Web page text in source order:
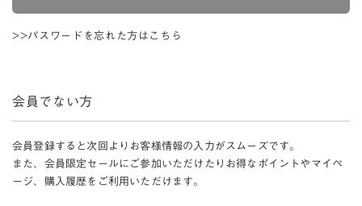
>>パスワードを忘れた方はこちら
会員でない方
会員登録すると次回よりお客様情報の入力がスムーズです。
また、会員限定セールにご参加いただけたりお得なポイントやマイペ
ージ、購入履歴をご利用いただけます。